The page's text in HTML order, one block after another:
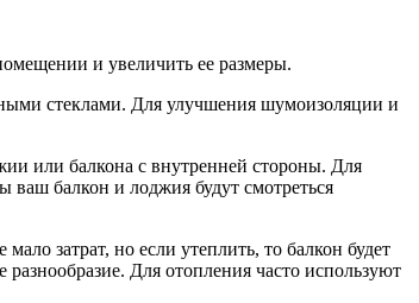
и увеличить ее размеры.
стеклами. Для улучшения шумоизоляции и
или балкона с внутренней стороны. Для
ваш балкон и лоджия будут смотреться
затрат, но если утеплить, то балкон будет
Для отопления часто используют